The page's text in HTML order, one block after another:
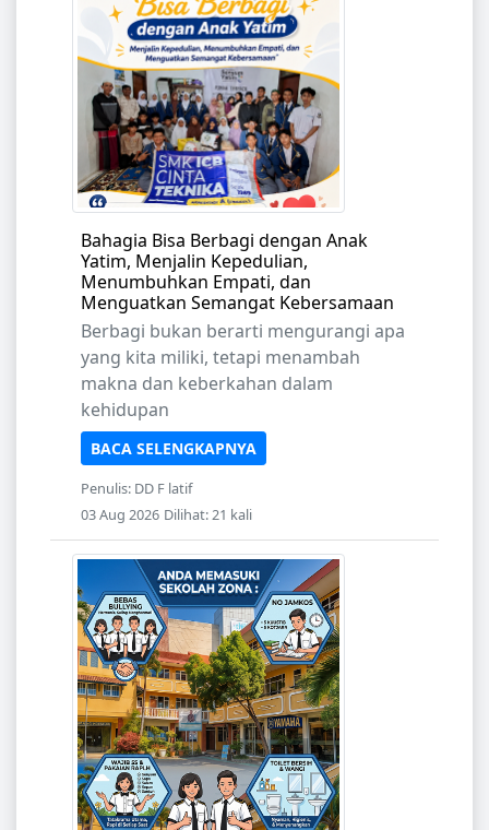
Bahagia Bisa Berbagi dengan Anak
Yatim, Menjalin Kepedulian,
Menumbuhkan Empati, dan
Menguatkan Semangat Kebersamaan
Berbagi bukan berarti mengurangi apa
yang kita miliki, tetapi menambah
makna dan keberkahan dalam
kehidupan
BACA SELENGKAPNYA
Penulis: DD F latif
03 Aug 2026 Dilihat: 21 kali